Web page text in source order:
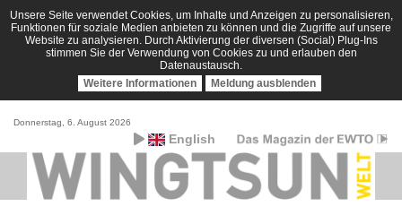
Unsere Seite verwendet Cookies, um Inhalte und Anzeigen zu personalisieren,
Funktionen für soziale Medien anbieten zu können und die Zugriffe auf unsere
Website zu analysieren. Durch Aktivierung der diversen (Social) Plug-Ins
stimmen Sie der Verwendung von Cookies zu und erlauben den
Datenaustausch.
Weitere Informationen
Meldung ausblenden
Donnerstag, 6. August 2026
English